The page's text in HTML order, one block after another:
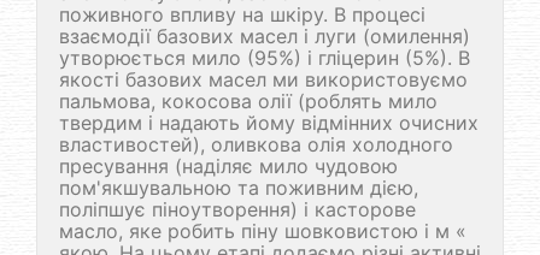
поживного впливу на шкіру. В процесі
взаємодії базових масел і луги (омилення)
утворюється мило (95%) і гліцерин (5%). В
якості базових масел ми використовуємо
пальмова, кокосова олії (роблять мило
твердим і надають йому відмінних очисних
властивостей), оливкова олія холодного
пресування (наділяє мило чудовою
пом'якшувальною та поживним дією,
поліпшує піноутворення) і касторове
масло, яке робить піну шовковистою і м «